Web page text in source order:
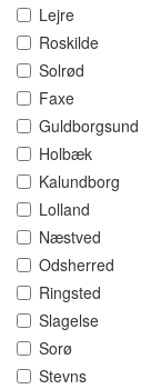
Lejre
Roskilde
Solrød
Faxe
Guldborgsund
Holbæk
Kalundborg
Lolland
Næstved
Odsherred
Ringsted
Slagelse
Sorø
Stevns